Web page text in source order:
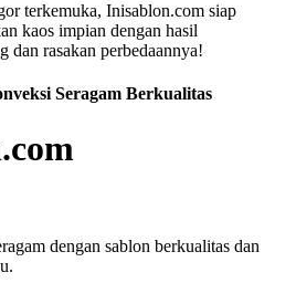
terkemuka, Inisablon.com siap
kaos impian dengan hasil
dan rasakan perbedaannya!
Seragam Berkualitas
dengan sablon berkualitas dan